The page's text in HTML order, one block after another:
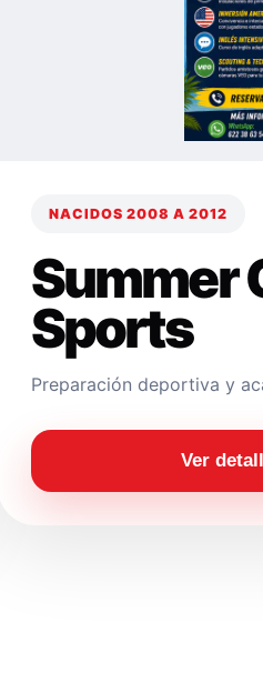
NACIDOS 2008 A 2012
Summer
Sports
Preparación deportiva y
Ver